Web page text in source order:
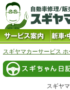
スギヤマカーサービス ホ
スギヤ